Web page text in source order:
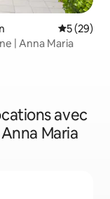
5 (29)
| Anna Maria
avec
Maria